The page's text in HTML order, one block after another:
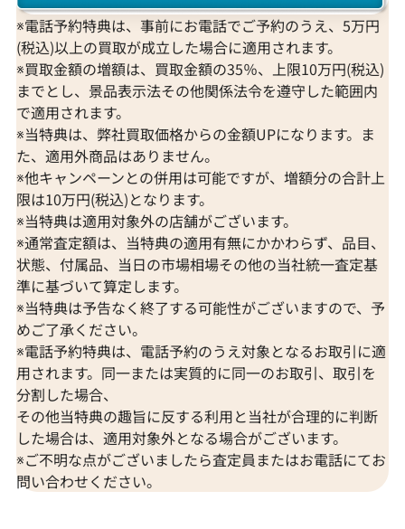
参考買取価格
240,000円
2026年7月10日時点
参考買取価格
233,000円
2026年6月10日
Pt900/K18 サファイア・多色石 ブローチ
105.15・0.16・0.27・0.49ct
参考買取価格
201,000円
2026年7月10日時点
K14 サファイア
ット/バングル
125,000円
2026年2月11日
※電話予約特典は、事前にお電話でご予約のうえ、5万円
(税込)以上の買取が成立した場合に適用されます。
※買取金額の増額は、買取金額の35％、上限10万円(税込)
までとし、景品表示法その他関係法令を遵守した範囲内
で適用されます。
※当特典は、弊社買取価格からの金額UPになります。ま
た、適用外商品はありません。
※他キャンペーンとの併用は可能ですが、増額分の合計上
限は10万円(税込)となります。
※当特典は適用対象外の店舗がございます。
※通常査定額は、当特典の適用有無にかかわらず、品目、
状態、付属品、当日の市場相場その他の当社統一査定基
準に基づいて算定します。
※当特典は予告なく終了する可能性がございますので、予
めご了承ください。
※電話予約特典は、電話予約のうえ対象となるお取引に適
用されます。同一または実質的に同一のお取引、取引を
分割した場合、
その他当特典の趣旨に反する利用と当社が合理的に判断
した場合は、適用対象外となる場合がございます。
※ご不明な点がございましたら査定員またはお電話にてお
問い合わせください。